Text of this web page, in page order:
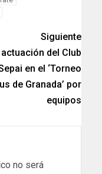
Siguiente
actuación del Club
en el ‘Torneo
de Granada’ por
equipos
no será